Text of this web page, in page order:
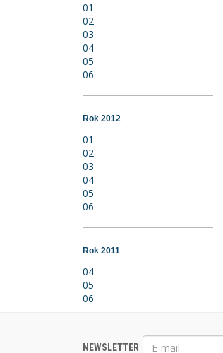
01
02
03
04
05
06
Rok 2012
01
02
03
04
05
06
Rok 2011
04
05
06
NEWSLETTER